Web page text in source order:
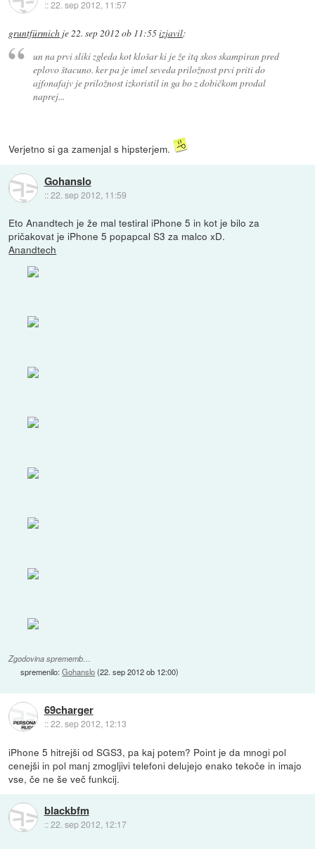
::22. sep 2012, 11:57
gruntfürmich je22. sep 2012 ob 11:55izjavil:
un na prvi sliki zgleda kot klošar ki je že itq skos skampiran pred
eplovo štacuno. ker pa je imel seveda priložnost prvi priti do
ajfonafajv je priložnost izkoristil in ga bo z dobičkom prodal
naprej...
Verjetno si ga zamenjal s hipsterjem.
Gohanslo
::22. sep 2012, 11:59
Eto Anandtech je že mal testiral iPhone 5 in kot je bilo za
pričakovat je iPhone 5 popapcal S3 za malco xD.
Anandtech
Zgodovina sprememb…
spremenilo:Gohanslo(22. sep 2012 ob 12:00)
69charger
::22. sep 2012, 12:13
iPhone 5 hitrejši od SGS3, pa kaj potem? Point je da mnogi pol
cenejši in pol manj zmogljivi telefoni delujejo enako tekoče in imajo
vse, če ne še več funkcij.
blackbfm
::22. sep 2012, 12:17